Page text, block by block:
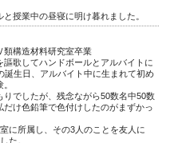
授業中の昼寝に明け暮れました。
構造材料研究室卒業
謳歌してハンドボールとアルバイトに
誕生日、アルバイト中に生まれて初め
りでしたが、残念ながら50数名中50数
だけ色鉛筆で色付けしたのがまずかっ
に所属し、その3人のことを友人に
た。